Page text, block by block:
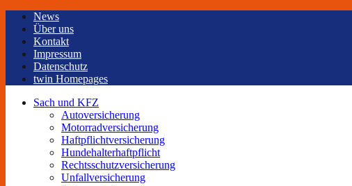
News
Über uns
Kontakt
Impressum
Datenschutz
twin Homepages
Sach und KFZ
Autoversicherung
Motorradversicherung
Haftpflichtversicherung
Hundehalterhaftpflicht
Rechtsschutzversicherung
Unfallversicherung